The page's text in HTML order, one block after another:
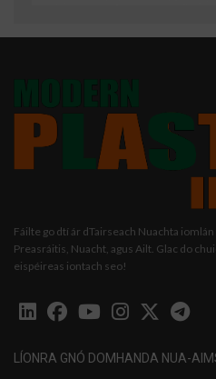
Fáilte go dtí ár dTairseach Nuachta
Preasráitis, Nuacht, agus Ailt. Glac do
eispéireas iontach seo!
LÍONRA GNÓ DOMHANDA NUA-